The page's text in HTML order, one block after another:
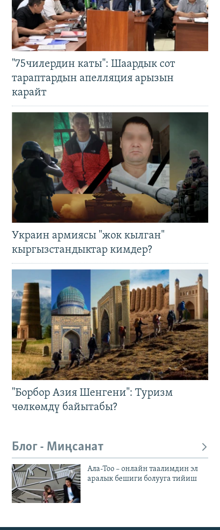
"75чилердин каты": Шаардык сот
тараптардын апелляция арызын
карайт
Украин армиясы "жок кылган"
кыргызстандыктар кимдер?
"Борбор Азия Шенгени": Туризм
чөлкөмдү байытабы?
Блог - Миңсанат
Ала-Тоо – онлайн таалимдин эл
аралык бешиги болууга тийиш